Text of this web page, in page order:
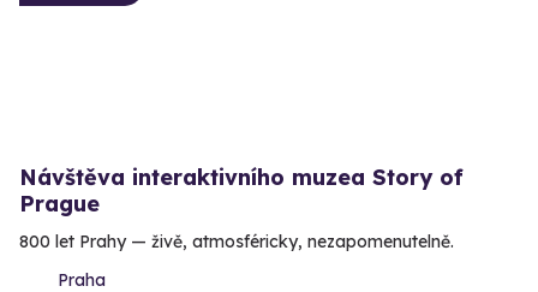
Návštěva interaktivního muzea Story of
Prague
800 let Prahy — živě, atmosféricky, nezapomenutelně.
Praha